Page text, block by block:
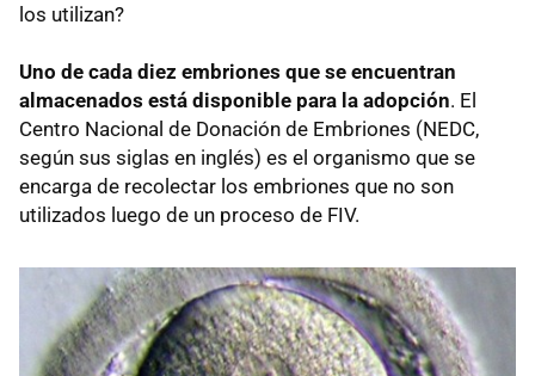
los utilizan?
Uno de cada diez embriones que se encuentran
almacenados está disponible para la adopción. El
Centro Nacional de Donación de Embriones (NEDC,
según sus siglas en inglés) es el organismo que se
encarga de recolectar los embriones que no son
utilizados luego de un proceso de FIV.